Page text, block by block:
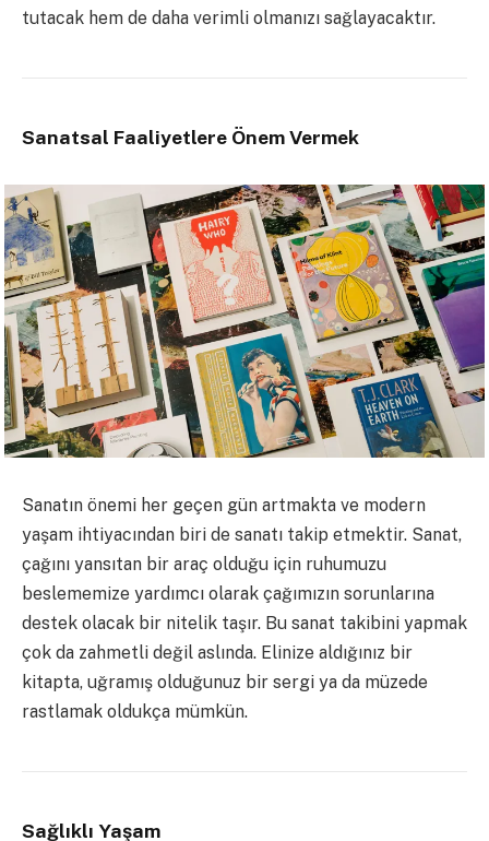
tutacak hem de daha verimli olmanızı sağlayacaktır.
Sanatsal Faaliyetlere Önem Vermek
Sanatın önemi her geçen gün artmakta ve modern
yaşam ihtiyacından biri de sanatı takip etmektir. Sanat,
çağını yansıtan bir araç olduğu için ruhumuzu
beslememize yardımcı olarak çağımızın sorunlarına
destek olacak bir nitelik taşır. Bu sanat takibini yapmak
çok da zahmetli değil aslında. Elinize aldığınız bir
kitapta, uğramış olduğunuz bir sergi ya da müzede
rastlamak oldukça mümkün.
Sağlıklı Yaşam